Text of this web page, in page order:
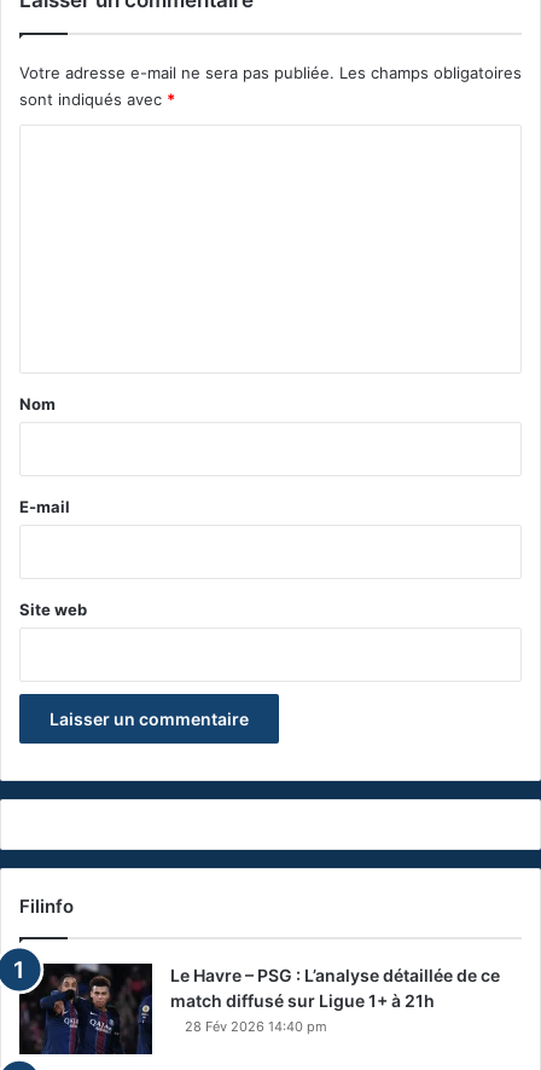
Votre adresse e-mail ne sera pas publiée. Les champs obligatoires
sont indiqués avec *
a
e
Nom
E-mail
Site web
Filinfo
Le Havre – PSG : L’analyse détaillée de ce
match diffusé sur Ligue 1+ à 21h
28 Fév 2026 14:40 pm